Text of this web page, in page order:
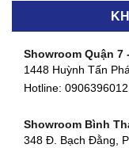
Showroom Quận 7
1448 Huỳnh Tấn
Hotline: 0906396012
Showroom Bình
348 Đ. Bạch Đằng,